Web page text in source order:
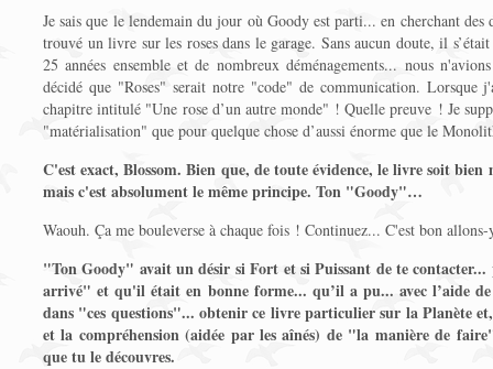
Je sais que le lendemain du jour où Goody est parti... en cherchant des
trouvé un livre sur les roses dans le garage. Sans aucun doute, il
25 années ensemble et de nombreux déménagements... nous
décidé que "Roses" serait notre "code" de communication.
chapitre intitulé "Une rose d’un autre monde" ! Quelle preuve ! Je
"matérialisation" que pour quelque chose d’aussi énorme que le
C'est exact, Blossom. Bien que, de toute évidence, le livre soit
mais c'est absolument le même principe. Ton "Goody"…
Waouh. Ça me bouleverse à chaque fois ! Continuez... C'est bon
"Ton Goody" avait un désir si Fort et si Puissant de te
arrivé" et qu'il était en bonne forme... qu’il a pu... avec l’aide
dans "ces questions"... obtenir ce livre particulier sur la Planète
et la compréhension (aidée par les aînés) de "la manière de
que tu le découvres.